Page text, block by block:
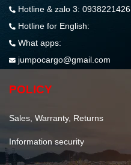
Hotline & zalo 3: 0938221426
Hotline for English:
What apps:
jumpocargo@gmail.com
POLICY
Sales, Warranty, Returns
Information security